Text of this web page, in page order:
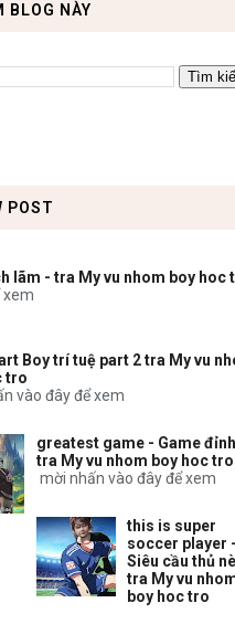
BLOG NÀY
POST
lãm - tra My vu nhom boy hoc
xem
Boy trí tuệ part 2 tra My vu
tro
vào đây để xem
greatest game - Game
tra My vu nhom boy hoc tro
mời nhấn vào đây để xem
this is super
soccer player
Siêu cầu thủ
tra My vu
boy hoc tro